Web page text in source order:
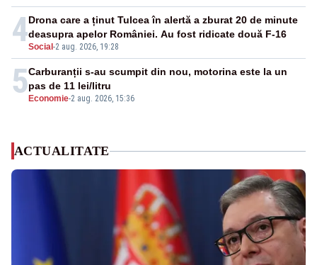
4Social -2 aug. 2026, 19:28
Drona care a ținut Tulcea în alertă a zburat 20 de minute
deasupra apelor României. Au fost ridicate două F-16
5 Economie-2 aug. 2026, 15:36
Carburanții s-au scumpit din nou, motorina este la un
pas de 11 lei/litru
ACTUALITATE